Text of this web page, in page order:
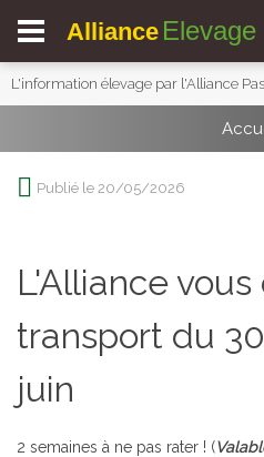
Alliance Elevage
L'information élevage par l'Alliance
Publié le 20/05/2026
L'Alliance
transport du
juin
2 semaines à ne pas rater ! (